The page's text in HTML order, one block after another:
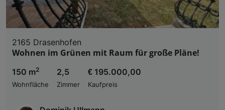
2165 Drasenhofen
Wohnen im Grünen mit Raum für große Pläne!
150 m2
Wohnfläche
2,5
Zimmer
€ 195.000,00
Kaufpreis